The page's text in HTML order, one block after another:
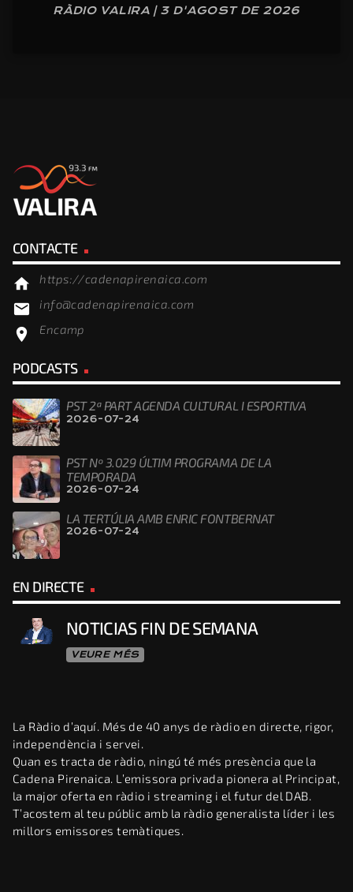
RÀDIO VALIRA | 3 D'AGOST DE 2026
CONTACTE
home https://cadenapirenaica.com
email info@cadenapirenaica.com
location_on Encamp
PODCASTS
PST 2ª PART AGENDA CULTURAL I ESPORTIVA
2026-07-24
PST Nº 3.029 ÚLTIM PROGRAMA DE LA
TEMPORADA
2026-07-24
LA TERTÚLIA AMB ENRIC FONTBERNAT
2026-07-24
EN DIRECTE
NOTICIAS FIN DE SEMANA
VEURE MÉS
La Ràdio d’aquí. Més de 40 anys de ràdio en directe, rigor,
independència i servei.
Quan es tracta de ràdio, ningú té més presència que la
Cadena Pirenaica. L’emissora privada pionera al Principat,
la major oferta en ràdio i streaming i el futur del DAB.
T’acostem al teu públic amb la ràdio generalista líder i les
millors emissores temàtiques.